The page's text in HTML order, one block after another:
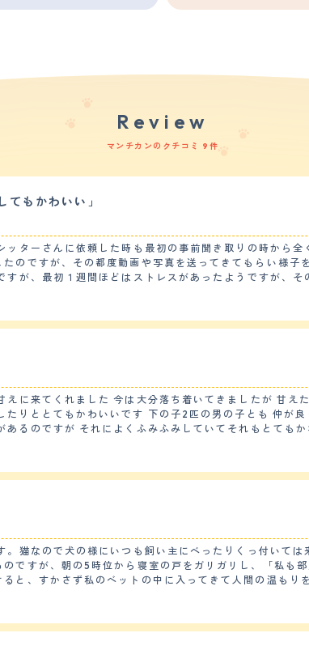
Review
マンチカンのクチコミ 9件
てもかわいい」
ッターさんに依頼した時も最初の事前聞き取りの時から
のですが、その都度動画や写真を送ってきてもらい様子
びりした性格のようです。ただスイッチがはいると１
葉がわかってるのか？見つかった！という顔をして逃げ
に治っています。まだ３歳くらいなので、定期的な健
のみです。 【総評】 元々おだやかなマンチカンということを聞いていた通り
分の時は可愛く甘えてきてくれて わたしの顔を
会いはペットショップで一目惚れしました 猫を飼うのが初めてのもあ
。猫なので犬の様にいつも飼い主にべったりくっ付いて
ですが、朝の5時位から寝室の戸をガリガリし、「私も
と、すかさず私のベットの中に入ってきて人間の温もり